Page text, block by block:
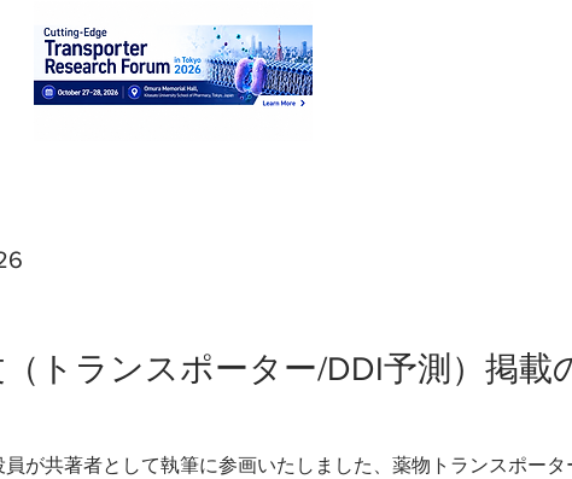
トランスポーター/DDI予測）掲載
員が共著者として執筆に参画いたしました、薬物トランスポー